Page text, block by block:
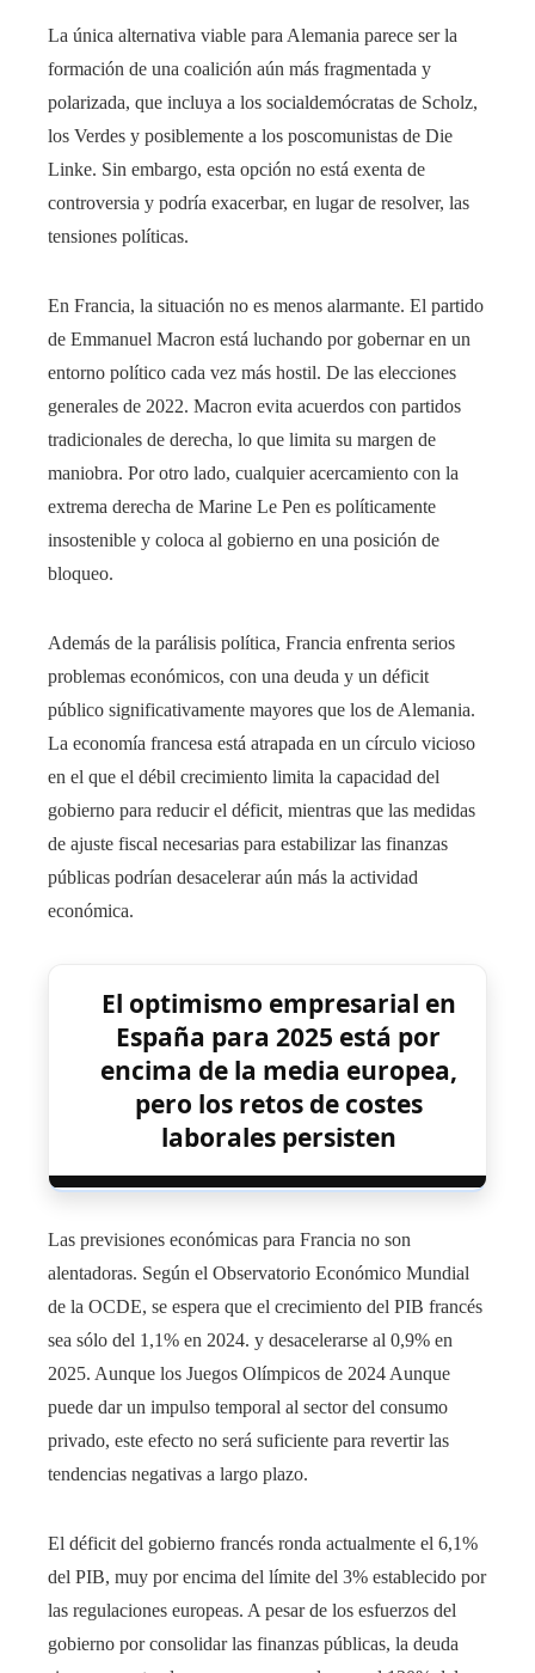
La única alternativa viable para Alemania parece ser la
formación de una coalición aún más fragmentada y
polarizada, que incluya a los socialdemócratas de Scholz,
los Verdes y posiblemente a los poscomunistas de Die
Linke. Sin embargo, esta opción no está exenta de
controversia y podría exacerbar, en lugar de resolver, las
tensiones políticas.
En Francia, la situación no es menos alarmante. El partido
de Emmanuel Macron está luchando por gobernar en un
entorno político cada vez más hostil. De las elecciones
generales de 2022. Macron evita acuerdos con partidos
tradicionales de derecha, lo que limita su margen de
maniobra. Por otro lado, cualquier acercamiento con la
extrema derecha de Marine Le Pen es políticamente
insostenible y coloca al gobierno en una posición de
bloqueo.
Además de la parálisis política, Francia enfrenta serios
problemas económicos, con una deuda y un déficit
público significativamente mayores que los de Alemania.
La economía francesa está atrapada en un círculo vicioso
en el que el débil crecimiento limita la capacidad del
gobierno para reducir el déficit, mientras que las medidas
de ajuste fiscal necesarias para estabilizar las finanzas
públicas podrían desacelerar aún más la actividad
económica.
El optimismo empresarial en
España para 2025 está por
encima de la media europea,
pero los retos de costes
laborales persisten
Las previsiones económicas para Francia no son
alentadoras. Según el Observatorio Económico Mundial
de la OCDE, se espera que el crecimiento del PIB francés
sea sólo del 1,1% en 2024. y desacelerarse al 0,9% en
2025. Aunque los Juegos Olímpicos de 2024 Aunque
puede dar un impulso temporal al sector del consumo
privado, este efecto no será suficiente para revertir las
tendencias negativas a largo plazo.
El déficit del gobierno francés ronda actualmente el 6,1%
del PIB, muy por encima del límite del 3% establecido por
las regulaciones europeas. A pesar de los esfuerzos del
gobierno por consolidar las finanzas públicas, la deuda